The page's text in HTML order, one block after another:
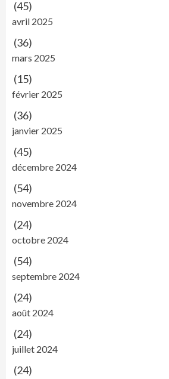
(45)
avril 2025
(36)
mars 2025
(15)
février 2025
(36)
janvier 2025
(45)
décembre 2024
(54)
novembre 2024
(24)
octobre 2024
(54)
septembre 2024
(24)
août 2024
(24)
juillet 2024
(24)